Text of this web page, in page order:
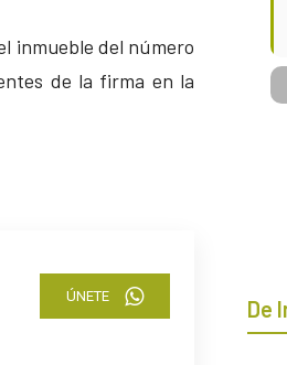
inmueble del número
de la firma en la
ÚNETE De